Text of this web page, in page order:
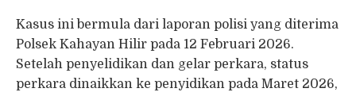
Kasus ini bermula dari laporan polisi yang diterima
Polsek Kahayan Hilir pada 12 Februari 2026.
Setelah penyelidikan dan gelar perkara, status
perkara dinaikkan ke penyidikan pada Maret 2026,